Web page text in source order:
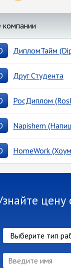
компании
ДипломТайм
Друг Студента
РосДиплом
Napishem
HomeWork